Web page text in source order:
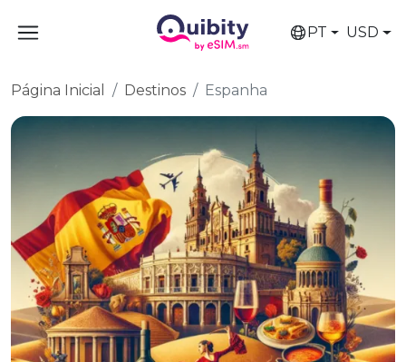
PT USD
Página Inicial Destinos Espanha